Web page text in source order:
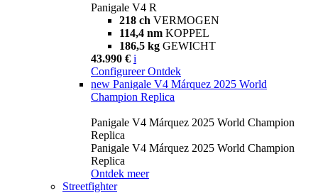
Panigale V4 R
218 ch VERMOGEN
114,4 nm KOPPEL
186,5 kg GEWICHT
43.990 € i
Configureer Ontdek
new Panigale V4 Márquez 2025 World
Champion Replica
Panigale V4 Márquez 2025 World Champion
Replica
Panigale V4 Márquez 2025 World Champion
Replica
Ontdek meer
Streetfighter